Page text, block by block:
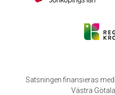
Satsningen finansieras
Västra